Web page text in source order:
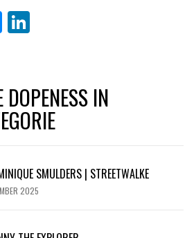
Messenger
DOPENESS IN
SMULDERS | STREETWALKE
2025